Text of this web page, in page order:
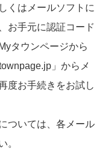
くはメールソフトに
お手元に認証コード
タウンページから
」からメ
度お手続きをお試し
ついては、各メール
。